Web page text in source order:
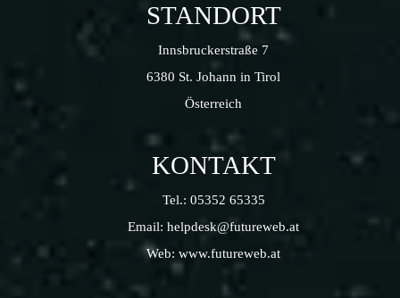
STANDORT
Innsbruckerstraße 7
6380 St. Johann in Tirol
Österreich
KONTAKT
Tel.: 05352 65335
Email: helpdesk@futureweb.at
Web: www.futureweb.at